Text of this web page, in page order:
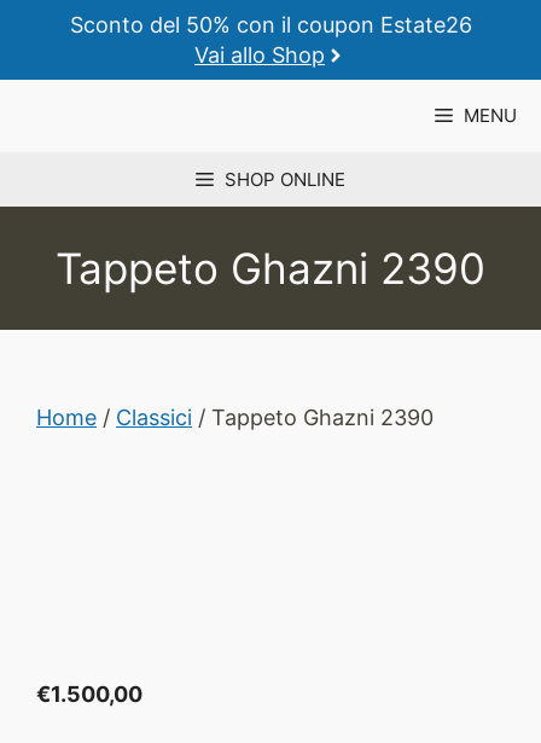
contenuto
Sconto del 50% con il coupon Estate26
Vai allo Shop
MENU
SHOP ONLINE
Tappeto Ghazni 2390
Home / Classici / Tappeto Ghazni 2390
€1.500,00